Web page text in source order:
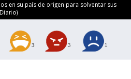
en su país de origen para solventar sus
3 3 1